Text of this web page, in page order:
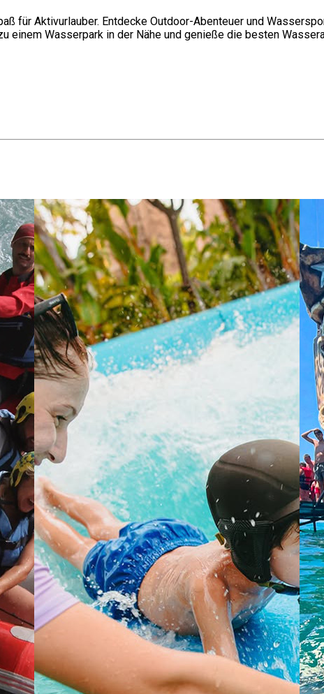
für Aktivurlauber. Entdecke Outdoor-Abenteuer und
einem Wasserpark in der Nähe und genieße die besten